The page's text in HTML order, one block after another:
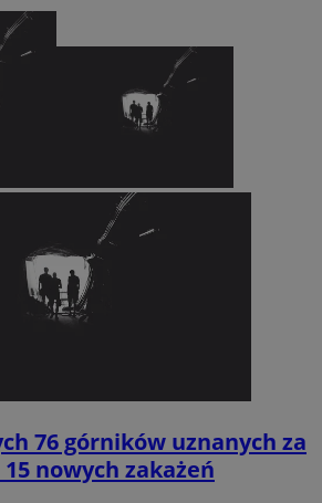
76 górników uznanych za
nowych zakażeń